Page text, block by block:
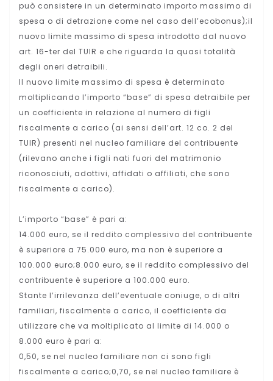
può consistere in un determinato importo massimo di
spesa o di detrazione come nel caso dell’ecobonus);il
nuovo limite massimo di spesa introdotto dal nuovo
art. 16-ter del TUIR e che riguarda la quasi totalità
degli oneri detraibili.
Il nuovo limite massimo di spesa è determinato
moltiplicando l’importo “base” di spesa detraibile per
un coefficiente in relazione al numero di figli
fiscalmente a carico (ai sensi dell’art. 12 co. 2 del
TUIR) presenti nel nucleo familiare del contribuente
(rilevano anche i figli nati fuori del matrimonio
riconosciuti, adottivi, affidati o affiliati, che sono
fiscalmente a carico).
L’importo “base” è pari a:
14.000 euro, se il reddito complessivo del contribuente
è superiore a 75.000 euro, ma non è superiore a
100.000 euro;8.000 euro, se il reddito complessivo del
contribuente è superiore a 100.000 euro.
Stante l’irrilevanza dell’eventuale coniuge, o di altri
familiari, fiscalmente a carico, il coefficiente da
utilizzare che va moltiplicato al limite di 14.000 o
8.000 euro è pari a:
0,50, se nel nucleo familiare non ci sono figli
fiscalmente a carico;0,70, se nel nucleo familiare è